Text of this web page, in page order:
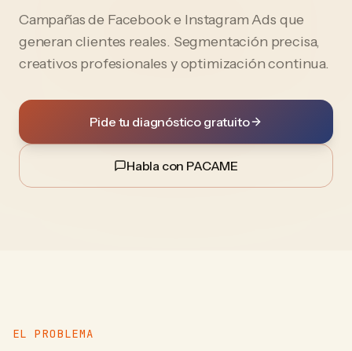
Campañas de Facebook e Instagram Ads que
generan clientes reales. Segmentación precisa,
creativos profesionales y optimización continua.
Pide tu diagnóstico gratuito
Habla con PACAME
EL PROBLEMA